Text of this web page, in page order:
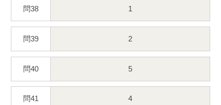
問38 1
問39 2
問40 5
問41 4